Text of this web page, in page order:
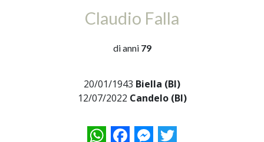
Claudio Falla
di anni 79
20/01/1943 Biella (BI)
12/07/2022 Candelo (BI)
WhatsAppFacebookMessenger
Twitter